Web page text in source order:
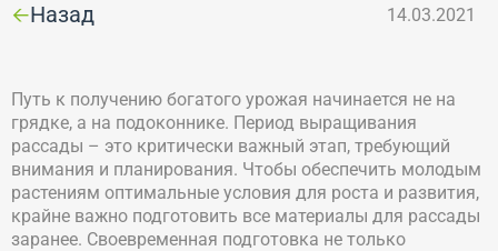
Назад 14.03.2021
Путь к получению богатого урожая начинается не на
грядке, а на подоконнике. Период выращивания
рассады – это критически важный этап, требующий
внимания и планирования. Чтобы обеспечить молодым
растениям оптимальные условия для роста и развития,
крайне важно подготовить все материалы для рассады
заранее. Своевременная подготовка не только